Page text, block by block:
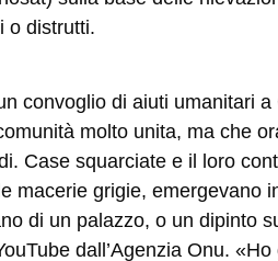
o distrutti.
convoglio di aiuti umanitari a
molto unita, ma che
Case squarciate e il loro
macerie grigie, emergevano
di un palazzo, o un dipinto
dall’Agenzia Onu.